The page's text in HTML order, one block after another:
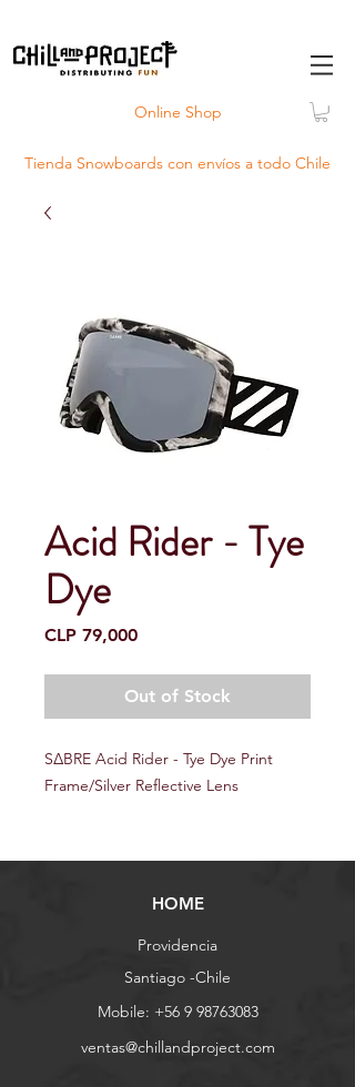
Online Shop
Tienda Snowboards con envíos a todo Chile
Acid Rider - Tye
Dye
CLP 79,000Price
Out of Stock
S∆BRE Acid Rider - Tye Dye Print
Frame/Silver Reflective Lens
HOME
Providencia
Santiago -Chile
Mobile: +56 9 98763083
ventas@chillandproject.com